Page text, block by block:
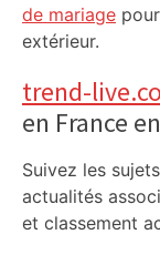
de mariage
extérieur.
trend-
en France
Suivez les
actualités
et classement